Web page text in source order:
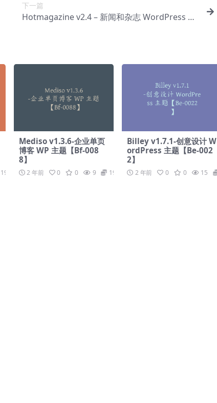
下一篇
Hotmagazine v2.4 – 新闻和杂志 WordPress 主
19.9
Mediso v1.3.6-企业单页
博客 WP 主题【Bf-008
8】
2 年前 0 0 9 19.9
Billey v1.7.1-创意设计 W
ordPress 主题【Be-002
2】
2 年前 0 0 15